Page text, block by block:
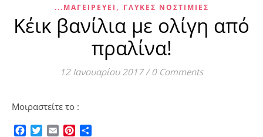
...ΜΑΓΕΙΡΕΎΕΙ , ΓΛΥΚΈΣ ΝΟΣΤΙΜΙΈΣ
Κέικ βανίλια με ολίγη από
πραλίνα!
12 Ιανουαρίου 2017 / 0 Comments
Μοιραστείτε το :
Facebook
TwitterEmailPinterest